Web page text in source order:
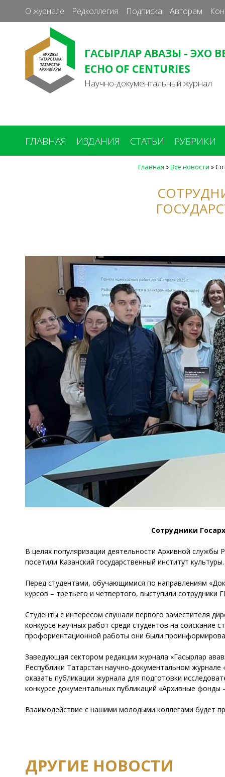
О журнале Редколлегия Подписка Авторам
ГАСЫРЛАР АВАЗЫ - ЭХО
ECHO OF CENTURIES
Научно-документальный журнал
ГЛАВНАЯ ИЗДАНИЯ СТАТЬИ РУБРИКИ
Главная »Все новости »
Сотрудники
В целях популяризации деятельности Архивной службы
посетили Казанский государственный институт культуры.
Перед студентами, обучающимися по направлениям
курсов – третьего и четвертого, выступили сотрудники
Студенты с интересом слушали первого заместителя
конкурсе научных работ среди студентов на соискание
профориентационной работы они были
Заведующая сектором редакции журнала «Гасырлар
Республики Татарстан научно-документальном
оказать публикации журнала для подготовки
конкурсе документальных публикаций «Архивные фонды
Взаимодействие с нашими молодыми коллегами будет
ДРУГИЕ НОВОСТИ